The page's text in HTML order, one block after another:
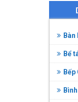
Bàn
Bể
Bếp